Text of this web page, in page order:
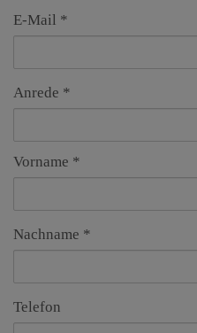
E-Mail
Anrede
Vorname
Nachname
Telefon